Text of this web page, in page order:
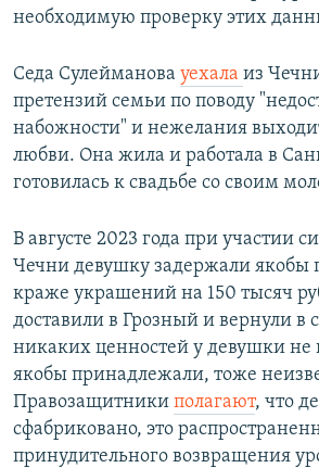
необходимую проверку этих
Седа Сулейманова уехала из
претензий семьи по поводу
набожности" и нежелания
любви. Она жила и работала в
готовилась к свадьбе со своим
В августе 2023 года при участии
Чечни девушку задержали якобы
краже украшений на 150 тысяч
доставили в Грозный и вернули в
никаких ценностей у девушки
якобы принадлежали, тоже
Правозащитники полагают, что
сфабриковано, это
принудительного возвращения